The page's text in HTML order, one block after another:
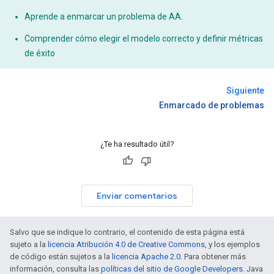
Aprende a enmarcar un problema de AA.
Comprender cómo elegir el modelo correcto y definir métricas
de éxito
Siguiente
Enmarcado de problemas
¿Te ha resultado útil?
Enviar comentarios
Salvo que se indique lo contrario, el contenido de esta página está
sujeto a la licencia Atribución 4.0 de Creative Commons, y los ejemplos
de código están sujetos a la licencia Apache 2.0. Para obtener más
información, consulta las políticas del sitio de Google Developers. Java